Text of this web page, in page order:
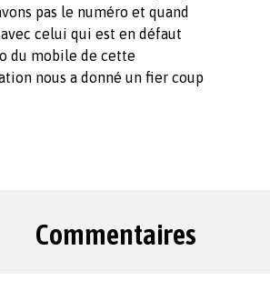
pas le numéro et quand
celui qui est en défaut
du mobile de cette
nous a donné un fier coup
Commentaires